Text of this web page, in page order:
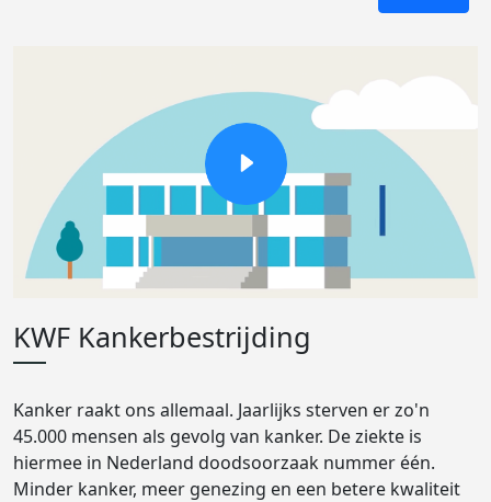
KWF Kankerbestrijding
Kanker raakt ons allemaal. Jaarlijks sterven er zo'n
45.000 mensen als gevolg van kanker. De ziekte is
hiermee in Nederland doodsoorzaak nummer één.
Minder kanker, meer genezing en een betere kwaliteit